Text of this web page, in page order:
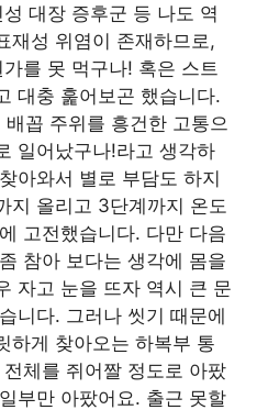
대장 증후군 등 나도 역
재성 위염이 존재하므로,
를 못 먹구나! 혹은 스트
대충 훑어보곤 했습니다.
꼽 주위를 흥건한 고통으
일어났구나!라고 생각하
아와서 별로 부담도 하지
지 올리고 3단계까지 온도
고전했습니다. 다만 다음
참아 보다는 생각에 몸을
자고 눈을 뜨자 역시 큰 문
니다. 그러나 씻기 때문에
하게 찾아오는 하복부 통
체를 쥐어짤 정도로 아팠
부만 아팠어요. 출근 못할